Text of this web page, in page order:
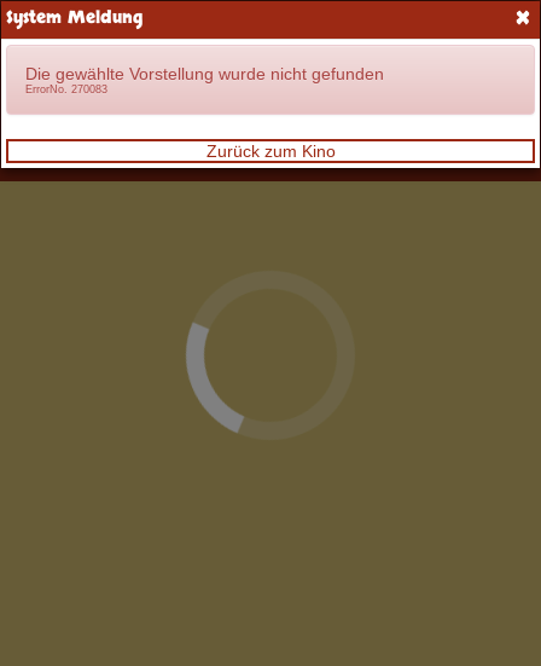
Anmelden
×
System Meldung
Die gewählte Vorstellung wurde nicht gefunden
ErrorNo. 270083
Zurück zum Kino